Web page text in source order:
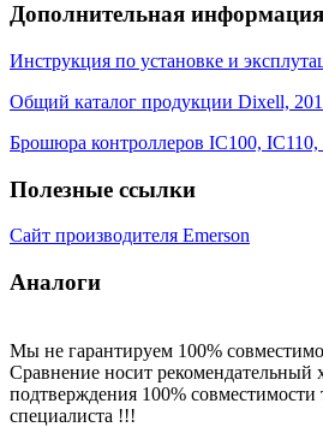
Дополнительная информация
Инструкция по установке и
Общий каталог продукции Dixell,
Брошюра контроллеров IC100, IC110,
Полезные ссылки
Сайт производителя Emerson
Аналоги
Мы не гарантируем 100%
Сравнение носит рекомендательный
подтверждения 100% совместимости
специалиста !!!